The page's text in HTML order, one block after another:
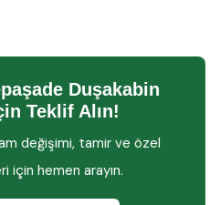
Duşakabin
Teklif Alın!
değişimi, tamir ve özel
için hemen arayın.